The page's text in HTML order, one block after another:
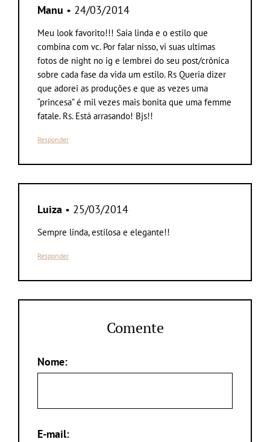
Manu • 24/03/2014
Meu look favorito!!! Saia linda e o estilo que
combina com vc. Por falar nisso, vi suas ultimas
fotos de night no ig e lembrei do seu post/crônica
sobre cada fase da vida um estilo. Rs Queria dizer
que adorei as produções e que as vezes uma
“princesa” é mil vezes mais bonita que uma femme
fatale. Rs. Está arrasando! Bjs!!
Responder
Luiza • 25/03/2014
Sempre linda, estilosa e elegante!!
Responder
Comente
Nome:
E-mail: